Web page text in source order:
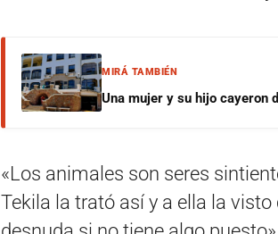
MIRÁ TAMBIÉN
Una mujer y su hijo cayeron
«Los animales son seres
Tekila la trató así y a ella la